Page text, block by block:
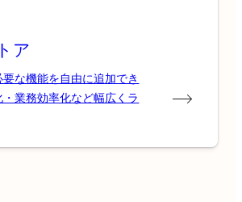
ア
な機能を自由に追加でき
・業務効率化など幅広くラ